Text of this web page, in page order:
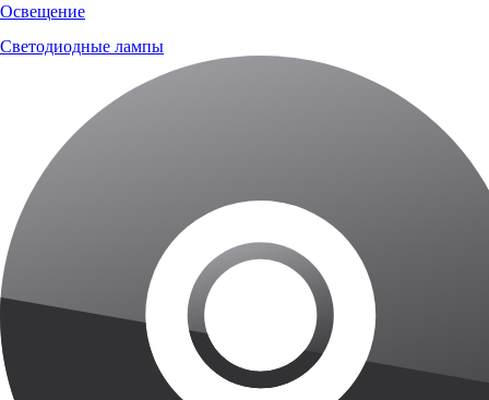
Освещение
Светодиодные лампы